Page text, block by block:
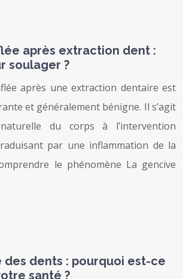
après extraction dent :
soulager ?
après une extraction dentaire est
et généralement bénigne. Il s’agit
du corps à l’intervention
par une inflammation de la
le phénomène La gencive
dents : pourquoi est-ce
santé ?